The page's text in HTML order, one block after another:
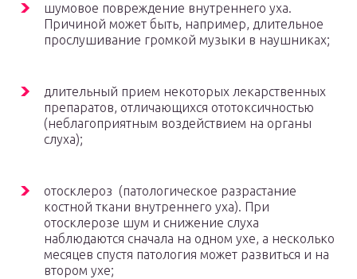
шумовое повреждение внутреннего уха.
Причиной может быть, например, длительное
прослушивание громкой музыки в наушниках;
длительный прием некоторых лекарственных
препаратов, отличающихся ототоксичностью
(неблагоприятным воздействием на органы
слуха);
отосклероз (патологическое разрастание
костной ткани внутреннего уха). При
отосклерозе шум и снижение слуха
наблюдаются сначала на одном ухе, а несколько
месяцев спустя патология может развиться и на
втором ухе;